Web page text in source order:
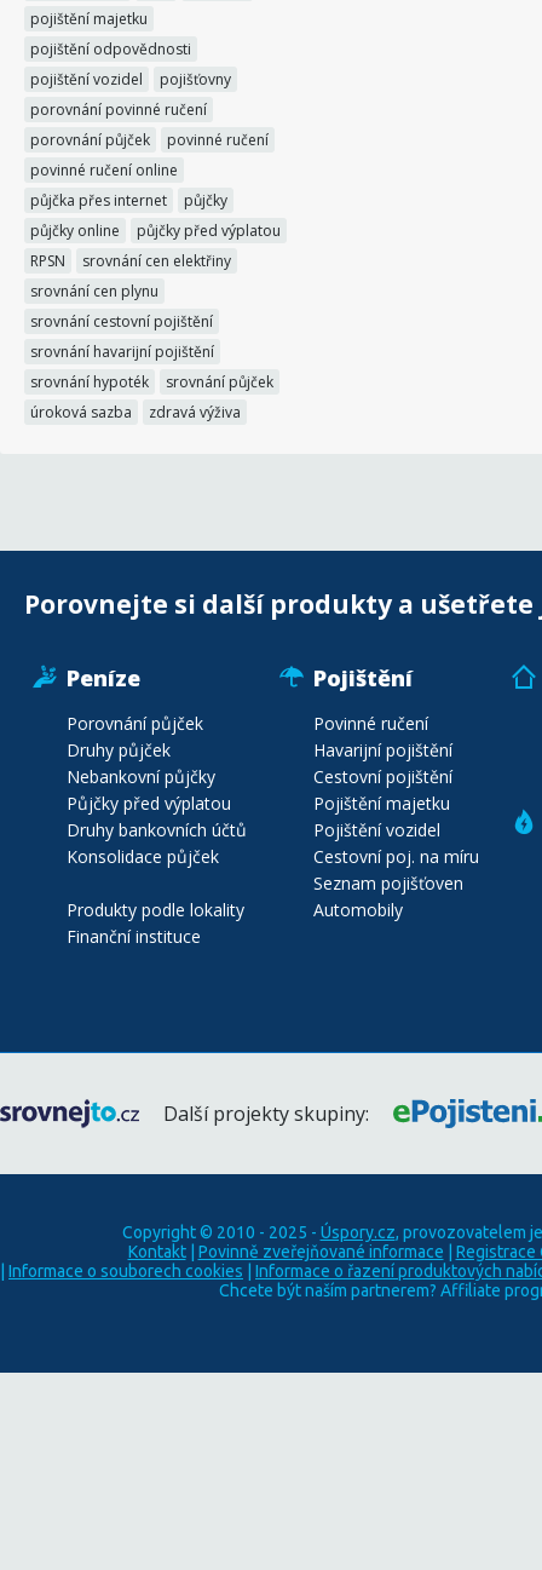
pojištění majetku
pojištění odpovědnosti
pojištění vozidel
pojišťovny
porovnání povinné ručení
porovnání půjček
povinné ručení
povinné ručení online
půjčka přes internet
půjčky
půjčky online
půjčky před výplatou
RPSN
srovnání cen elektřiny
srovnání cen plynu
srovnání cestovní pojištění
srovnání havarijní pojištění
srovnání hypoték
srovnání půjček
úroková sazba
zdravá výživa
Porovnejte si další produkty a ušetřete
Peníze
Porovnání půjček
Druhy půjček
Nebankovní půjčky
Půjčky před výplatou
Druhy bankovních účtů
Konsolidace půjček
Produkty podle lokality
Finanční instituce
Pojištění
Povinné ručení
Havarijní pojištění
Cestovní pojištění
Pojištění majetku
Pojištění vozidel
Cestovní poj. na míru
Seznam pojišťoven
Automobily
Další projekty skupiny:
Copyright © 2010 - 2025 - Úspory.cz, provozovatelem
Kontakt| Povinně zveřejňované informace
Registrace
Informace o souborech cookies
Informace o řazení produktových
Chcete být naším partnerem? Affiliate